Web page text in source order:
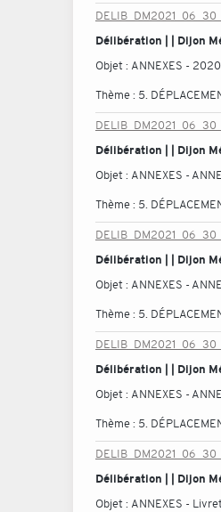
Délibération | | Dijon
Objet : ANNEXES -
Thème : 5.
Délibération | | Dijon
Objet : ANNEXES -
Thème : 5.
Délibération | | Dijon
Objet : ANNEXES -
Thème : 5.
Délibération | | Dijon
Objet : ANNEXES -
Thème : 5.
Délibération | | Dijon
Objet : ANNEXES -